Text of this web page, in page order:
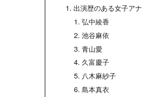
出演歴のある女子アナ
弘中綾香
池谷麻依
青山愛
久富慶子
八木麻紗子
島本真衣